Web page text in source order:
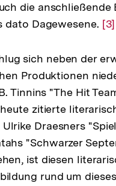
die
dato Dagewesene. Zur
[3]
sich neben der
Produktionen
Tinnins "The Hit
zitierte
Draesners
"Schwarzer
ist diesen
rund um